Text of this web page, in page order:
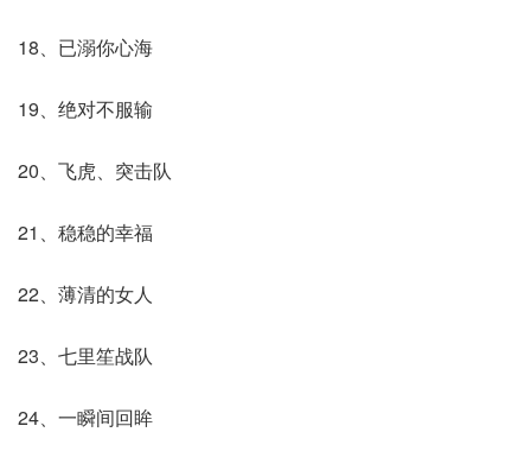
18、已溺你心海
19、绝对不服输
20、飞虎、突击队
21、稳稳的幸福
22、薄清的女人
23、七里笙战队
24、一瞬间回眸